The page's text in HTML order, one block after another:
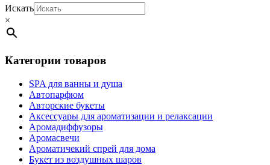
Искать
×
Категории товаров
SPA для ванны и душа
Автопарфюм
Авторские букеты
Аксессуары для ароматизации и релаксации
Аромадиффузоры
Аромасвечи
Ароматичекий спрей для дома
Букет из воздушных шаров